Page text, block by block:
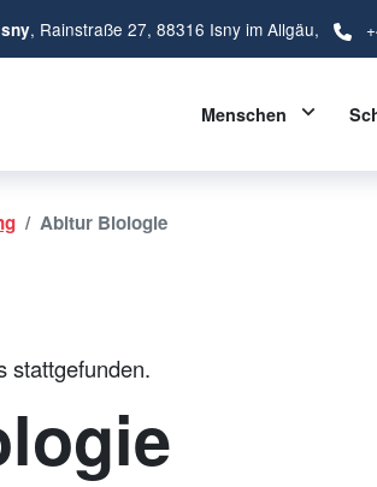
, Rainstraße 27, 88316 Isny im Allgäu,
Menschen Toggle
Abitur Biologie
stattgefunden.